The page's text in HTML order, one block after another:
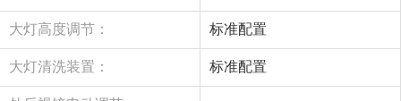
大灯高度调节： 标准配置
大灯清洗装置： 标准配置